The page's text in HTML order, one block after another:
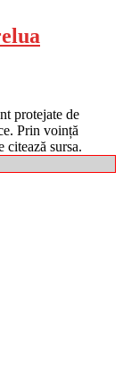
protejate de
Prin voință
citează sursa.